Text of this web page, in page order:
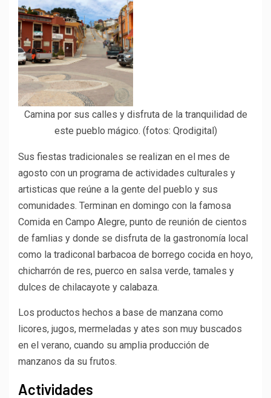
Camina por sus calles y disfruta de la tranquilidad de
este pueblo mágico. (fotos: Qrodigital)
Sus fiestas tradicionales se realizan en el mes de
agosto con un programa de actividades culturales y
artisticas que reúne a la gente del pueblo y sus
comunidades. Terminan en domingo con la famosa
Comida en Campo Alegre, punto de reunión de cientos
de famlias y donde se disfruta de la gastronomía local
como la tradiconal barbacoa de borrego cocida en hoyo,
chicharrón de res, puerco en salsa verde, tamales y
dulces de chilacayote y calabaza.
Los productos hechos a base de manzana como
licores, jugos, mermeladas y ates son muy buscados
en el verano, cuando su amplia producción de
manzanos da su frutos.
Actividades